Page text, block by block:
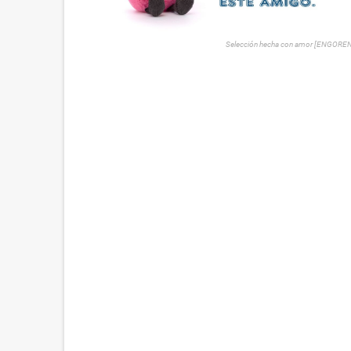
Selección hecha con amor